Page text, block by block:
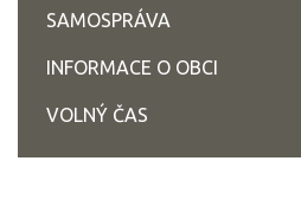
SAMOSPRÁVA
INFORMACE O OBCI
VOLNÝ ČAS